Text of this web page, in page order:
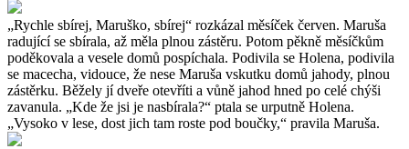
„Rychle sbírej, Maruško, sbírej“ rozkázal měsíček červen. Maruša
radující se sbírala, až měla plnou zástěru. Potom pěkně měsíčkům
poděkovala a vesele domů pospíchala. Podivila se Holena, podivila
se macecha, vidouce, že nese Maruša vskutku domů jahody, plnou
zástěrku. Běžely jí dveře otevříti a vůně jahod hned po celé chýši
zavanula. „Kde že jsi je nasbírala?“ ptala se urputně Holena.
„Vysoko v lese, dost jich tam roste pod boučky,“ pravila Maruša.